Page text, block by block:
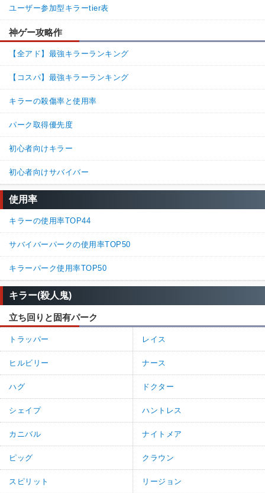
ユーザー参加型キラーtier表
神ゲー攻略作
【全アド】最強キラーランキング
【コスパ】最強キラーランキング
キラーの殺傷率と使用率
パーク取得優先度
初心者向けキラー
初心者向けサバイバー
使用率
キラーの使用率TOP44
サバイバーパークの使用率TOP50
キラーパーク使用率TOP50
キラー(殺人鬼)
立ち回りと固有パーク
トラッパー レイス
ヒルビリー ナース
ハグ ドクター
シェイプ ハントレス
カニバル ナイトメア
ピッグ クラウン
スピリット リージョン